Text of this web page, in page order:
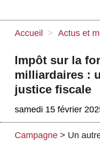
Nos idées
Se mobiliser
Publications
Accueil > Actus et
Impôt sur la
milliardaires :
justice fiscale
samedi 15 février
Campagne > Un